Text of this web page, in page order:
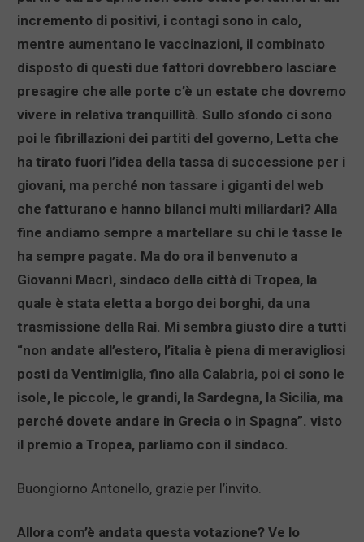
incremento di positivi, i contagi sono in calo,
mentre aumentano le vaccinazioni, il combinato
disposto di questi due fattori dovrebbero lasciare
presagire che alle porte c’è un estate che dovremo
vivere in relativa tranquillità. Sullo sfondo ci sono
poi le fibrillazioni dei partiti del governo, Letta che
ha tirato fuori l’idea della tassa di successione per i
giovani, ma perché non tassare i giganti del web
che fatturano e hanno bilanci multi miliardari? Alla
fine andiamo sempre a martellare su chi le tasse le
ha sempre pagate. Ma do ora il benvenuto a
Giovanni Macrì, sindaco della città di Tropea, la
quale è stata eletta a borgo dei borghi, da una
trasmissione della Rai. Mi sembra giusto dire a tutti
“non andate all’estero, l’italia è piena di meravigliosi
posti da Ventimiglia, fino alla Calabria, poi ci sono le
isole, le piccole, le grandi, la Sardegna, la Sicilia, ma
perché dovete andare in Grecia o in Spagna”. visto
il premio a Tropea, parliamo con il sindaco.
Buongiorno Antonello, grazie per l’invito.
Allora com’è andata questa votazione? Ve lo